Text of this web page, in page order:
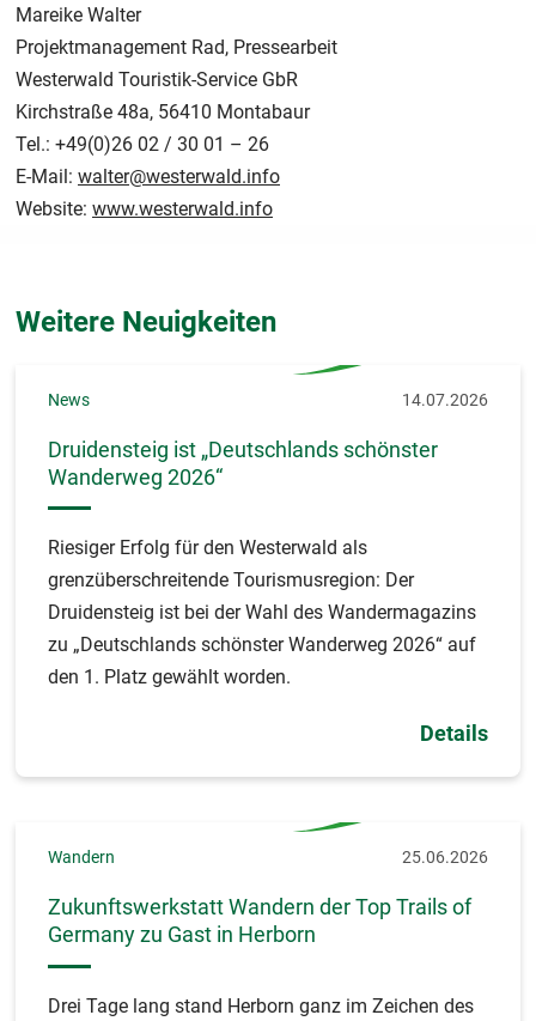
Mareike Walter
Projektmanagement Rad, Pressearbeit
Westerwald Touristik-Service GbR
Kirchstraße 48a, 56410 Montabaur
Tel.: +49(0)26 02 / 30 01 – 26
E-Mail: walter@westerwald.info
Website: www.westerwald.info
Weitere Neuigkeiten
News 14.07.2026
Druidensteig ist „Deutschlands schönster
Wanderweg 2026“
Riesiger Erfolg für den Westerwald als
grenzüberschreitende Tourismusregion: Der
Druidensteig ist bei der Wahl des Wandermagazins
zu „Deutschlands schönster Wanderweg 2026“ auf
den 1. Platz gewählt worden.
Details
Wandern 25.06.2026
Zukunftswerkstatt Wandern der Top Trails of
Germany zu Gast in Herborn
Drei Tage lang stand Herborn ganz im Zeichen des